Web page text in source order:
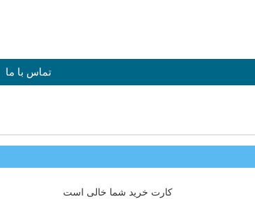
تماس با ما
کارت خرید شما خالی است